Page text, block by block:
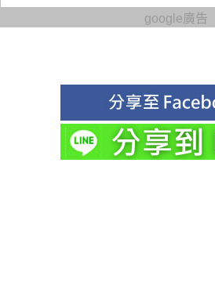
google廣告